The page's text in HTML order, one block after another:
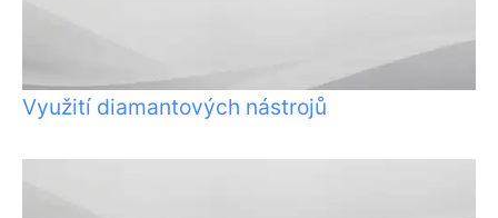
Využití diamantových nástrojů